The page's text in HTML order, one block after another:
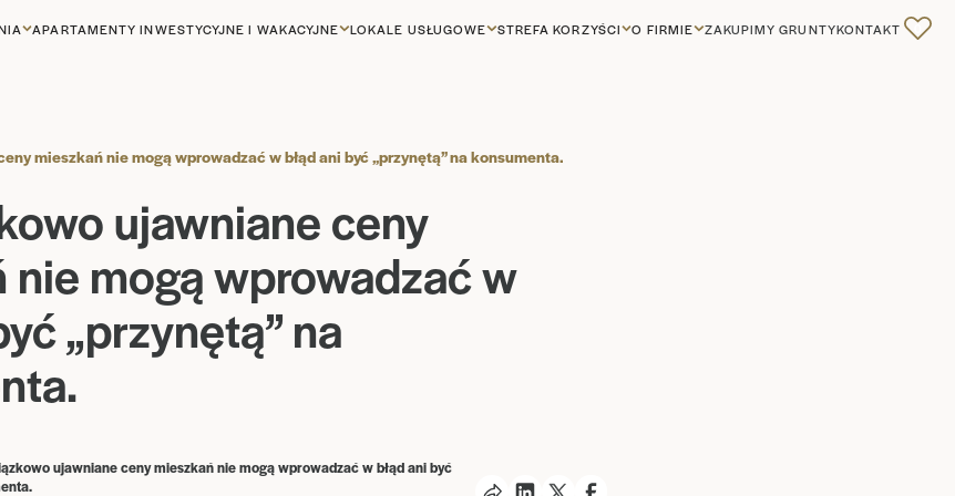
APARTAMENTY INWESTYCYJNE I WAKACYJNE LOKALE USŁUGOWE STREFA KORZYŚCI O FIRMIE ZAKUPIMY GRUNTYKONTAKT 0
mieszkań nie mogą wprowadzać w błąd ani być „przynętą” na konsumenta.
ujawniane ceny
nie mogą wprowadzać w
„przynętą” na
ujawniane ceny mieszkań nie mogą wprowadzać w błąd ani być